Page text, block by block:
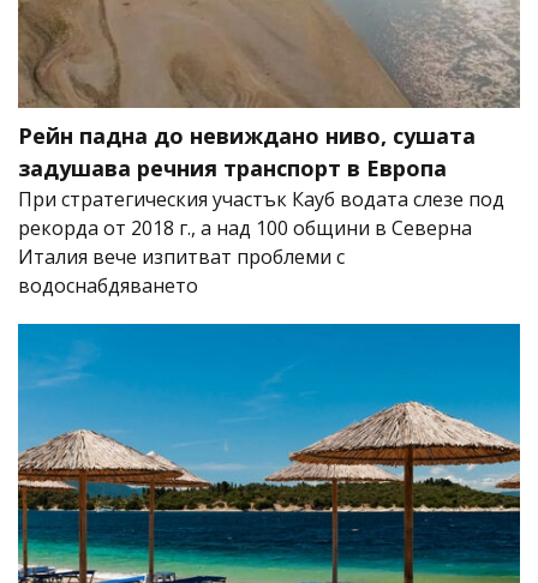
Рейн падна до невиждано ниво, сушата
задушава речния транспорт в Европа
При стратегическия участък Кауб водата слезе под
рекорда от 2018 г., а над 100 общини в Северна
Италия вече изпитват проблеми с
водоснабдяването